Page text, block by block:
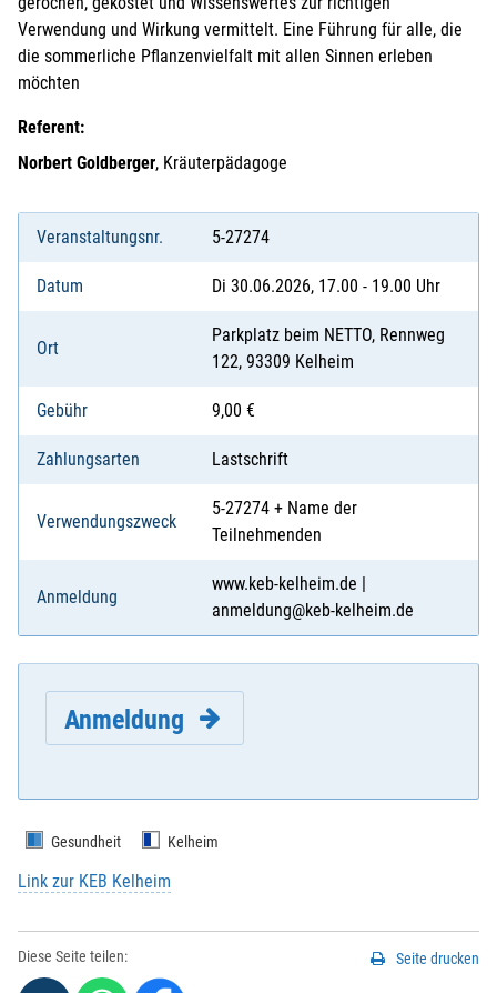
Verwendung und Wirkung vermittelt. Eine Führung für alle, die
die sommerliche Pflanzenvielfalt mit allen Sinnen erleben
möchten
Referent:
Norbert Goldberger, Kräuterpädagoge
Veranstaltungsnr. 5-27274
Datum Di 30.06.2026, 17.00 - 19.00 Uhr
Ort
Parkplatz beim NETTO, Rennweg
122, 93309 Kelheim
Gebühr 9,00 €
Zahlungsarten Lastschrift
Verwendungszweck
5-27274 + Name der
Teilnehmenden
Anmeldung
www.keb-kelheim.de |
anmeldung@keb-kelheim.de
Anmeldung
Vorname*:
Gesundheit Kelheim
Link zur KEB Kelheim
Diese Seite teilen: Seite drucken